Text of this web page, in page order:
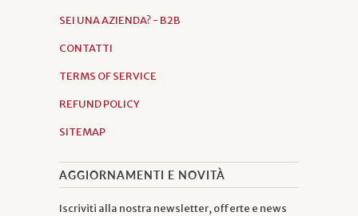
SEI UNA AZIENDA? - B2B
CONTATTI
TERMS OF SERVICE
REFUND POLICY
SITEMAP
AGGIORNAMENTI E NOVITÀ
Iscriviti alla nostra newsletter, offerte e news